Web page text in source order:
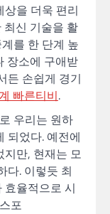
을 더욱 편리
신 기술을 활
를 한 단계 높
장소에 구애받
든 손쉽게 경기
빠른티비.
우리는 원하
되었다. 예전에
만, 현재는 모
다. 이렇듯 최
율적으로 시
포